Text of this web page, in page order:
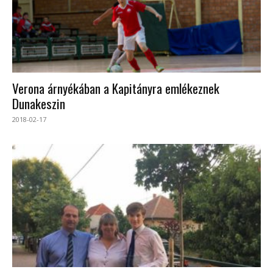
Verona árnyékában a Kapitányra emlékeznek
Dunakeszin
2018-02-17